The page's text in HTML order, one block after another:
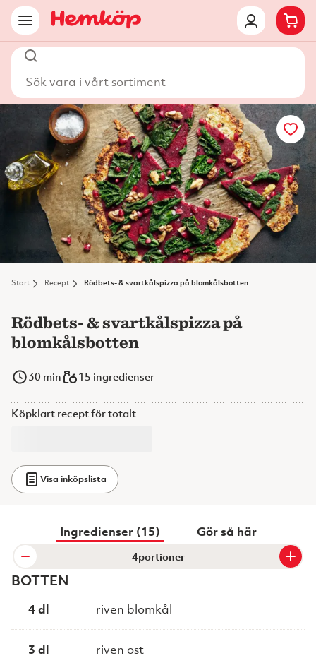
Start Recept Rödbets- & svartkålspizza på blomkålsbotten
Rödbets- & svartkålspizza på
blomkålsbotten
30 min 15 ingredienser
Köpklart recept för totalt
Visa inköpslista
Ingredienser (15) Gör så här
portioner
BOTTEN
4 dl riven blomkål
3 dl riven ost